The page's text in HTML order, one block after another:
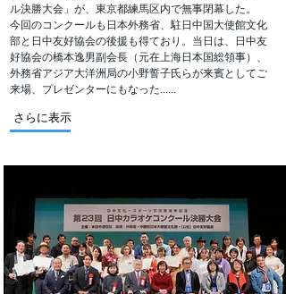
ル決勝大会」が、東京都練馬区内で無事閉幕した。
今回のコンクールも日本外務省、駐日中国大使館文化
部と日中友好協会の後援も得ており。当日は、日中友
好協会の橋本逸男副会長（元在上海日本国総領事）、
外務省アジア大洋洲局の小野誓子氏らが来賓としてご
来場、プレゼンターにもなった......
さらに表示